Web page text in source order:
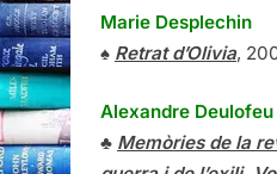
Marie Desplechin
♠ Retrat d’Olivia,
Alexandre Deulofeu
♣ Memòries de la